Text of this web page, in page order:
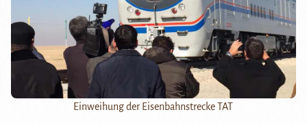
Einweihung der Eisenbahnstrecke TAT